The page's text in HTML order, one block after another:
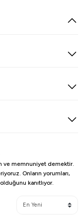
ve memnuniyet demektir.
Onların yorumları,
kanıtlıyor.